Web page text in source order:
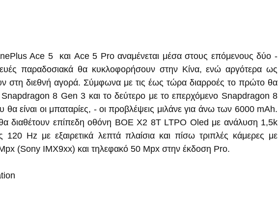
Ace 5  και Ace 5 Pro αναμένεται μέσα στους επόμενους δύο -
παραδοσιακά θα κυκλοφορήσουν στην Κίνα, ενώ αργότερα ως
στη διεθνή αγορά. Σύμφωνα με τις έως τώρα διαρροές το πρώτο θα
Snapdragon 8 Gen 3 και το δεύτερο με το επερχόμενο Snapdragon 8
είναι οι μπαταρίες, - οι προβλέψεις μιλάνε για άνω των 6000 mAh.
διαθέτουν επίπεδη οθόνη BOE X2 8T LTPO Oled με ανάλυση 1,5k
Hz με εξαιρετικά λεπτά πλαίσια και πίσω τριπλές κάμερες με
(Sony IMX9xx) και τηλεφακό 50 Mpx στην έκδοση Pro.